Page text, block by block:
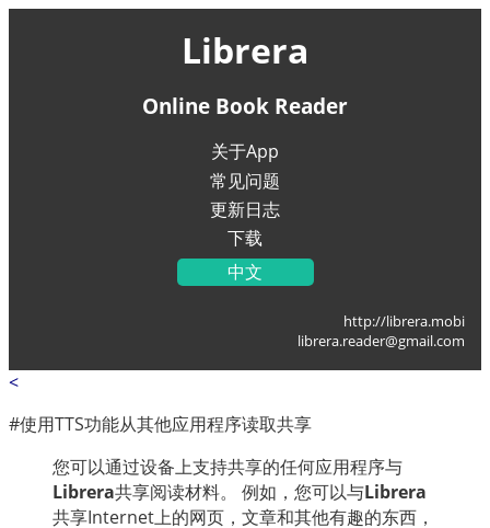
Librera
Online Book Reader
关于App
常见问题
更新日志
下载
中文
Italiano
Portugal
Español
العربية
http://librera.mobi
librera.reader@gmail.com
<
#使用TTS功能从其他应用程序读取共享
您可以通过设备上支持共享的任何应用程序与
Librera共享阅读材料。 例如，您可以与Librera
共享Internet上的网页，文章和其他有趣的东西，